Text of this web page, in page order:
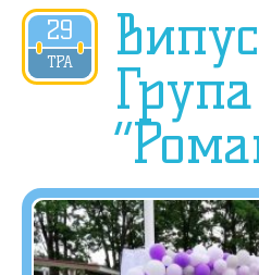
29
ТРА
2019
Група